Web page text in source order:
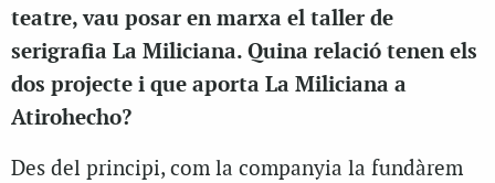
teatre, vau posar en marxa el taller de
serigrafia La Miliciana. Quina relació tenen els
dos projecte i que aporta La Miliciana a
Atirohecho?
Des del principi, com la companyia la fundàrem